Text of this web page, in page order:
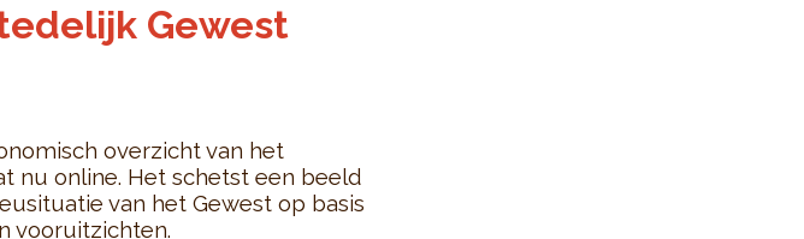
Gewest
overzicht van het
nu online. Het schetst een beeld
van het Gewest op basis
vooruitzichten.